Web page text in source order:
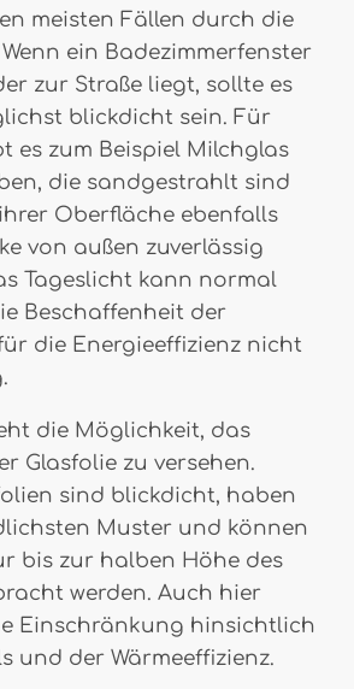
meisten Fällen durch die
ein Badezimmerfenster
zur Straße liegt, sollte es
blickdicht sein. Für
es zum Beispiel Milchglas
die sandgestrahlt sind
Oberfläche ebenfalls
von außen zuverlässig
Tageslicht kann normal
Beschaffenheit der
die Energieeffizienz nicht
die Möglichkeit, das
Glasfolie zu versehen.
sind blickdicht, haben
Muster und können
bis zur halben Höhe des
werden. Auch hier
Einschränkung hinsichtlich
und der Wärmeeffizienz.